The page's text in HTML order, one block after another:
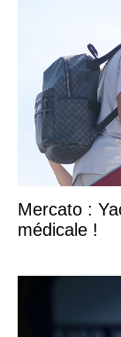
Mercato :
médicale !